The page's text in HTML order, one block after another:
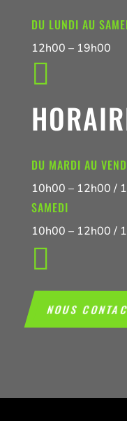
DU LUNDI AU
12h00 – 19h00

DU MARDI AU
10h00 – 12h00 /
SAMEDI
10h00 – 12h00 /

NOUS